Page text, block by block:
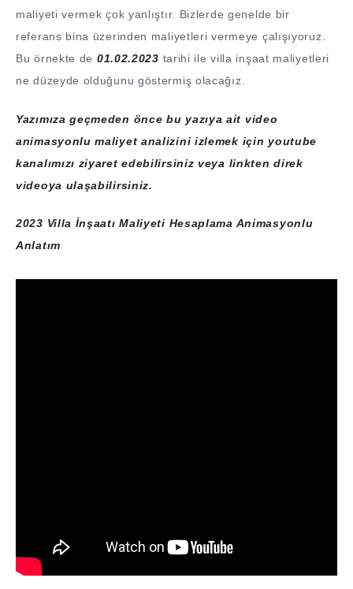
maliyeti vermek çok yanlıştır. Bizlerde genelde bir
referans bina üzerinden maliyetleri vermeye çalışıyoruz.
Bu örnekte de 01.02.2023 tarihi ile villa inşaat maliyetleri
ne düzeyde olduğunu göstermiş olacağız.
Yazımıza geçmeden önce bu yazıya ait video
animasyonlu maliyet analizini izlemek için youtube
kanalımızı ziyaret edebilirsiniz veya linkten direk
videoya ulaşabilirsiniz.
2023 Villa İnşaatı Maliyeti Hesaplama Animasyonlu
Anlatım